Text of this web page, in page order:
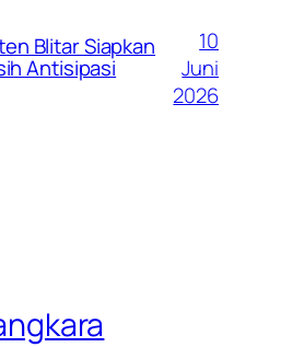
Blitar Siapkan
Antisipasi
10
Juni
2026